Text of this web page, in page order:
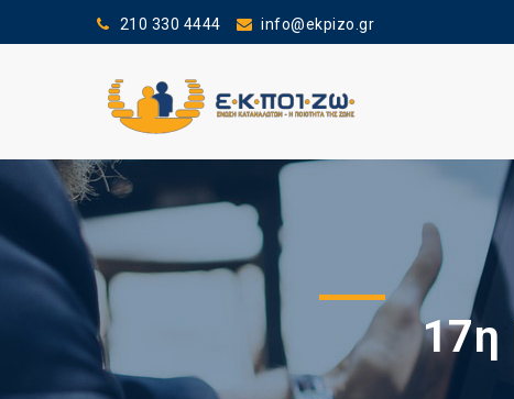
210 330 4444 info@ekpizo.gr
17η